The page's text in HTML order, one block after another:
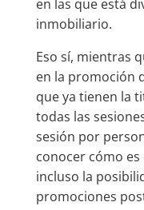
en las que está
inmobiliario.
Eso sí, mientras
en la promoción
que ya tienen la
todas las
sesión por
conocer cómo es
incluso la
promociones